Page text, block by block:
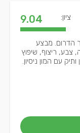
ציון: 9.04
הדרום. מבצע
צבע, ריצוף, שיפוץ
עם המון ניסיון.